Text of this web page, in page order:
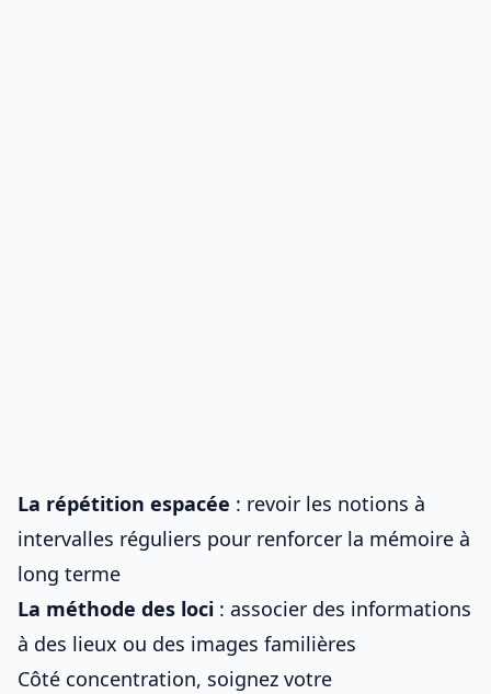
La répétition espacée : revoir les notions à
intervalles réguliers pour renforcer la mémoire à
long terme
La méthode des loci : associer des informations
à des lieux ou des images familières
Côté concentration, soignez votre